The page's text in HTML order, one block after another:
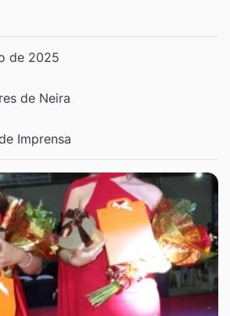
de 2025
de Neira
Imprensa